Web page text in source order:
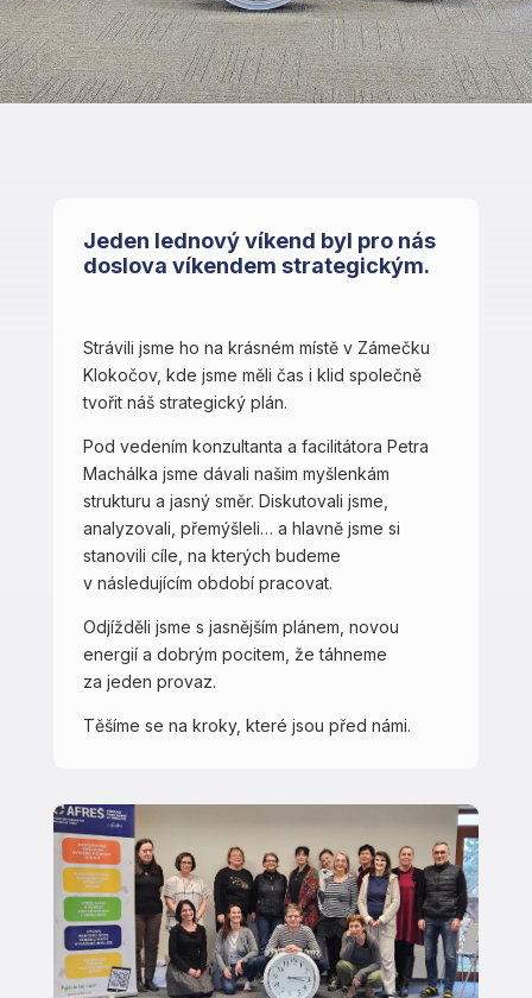
Jeden lednový víkend byl pro nás
doslova víkendem strategickým.
Strávili jsme ho na krásném místě v Zámečku
Klokočov, kde jsme měli čas i klid společně
tvořit náš strategický plán.
Pod vedením konzultanta a facilitátora Petra
Machálka jsme dávali našim myšlenkám
strukturu a jasný směr. Diskutovali jsme,
analyzovali, přemýšleli… a hlavně jsme si
stanovili cíle, na kterých budeme
v následujícím období pracovat.
Odjížděli jsme s jasnějším plánem, novou
energií a dobrým pocitem, že táhneme
za jeden provaz.
Těšíme se na kroky, které jsou před námi.